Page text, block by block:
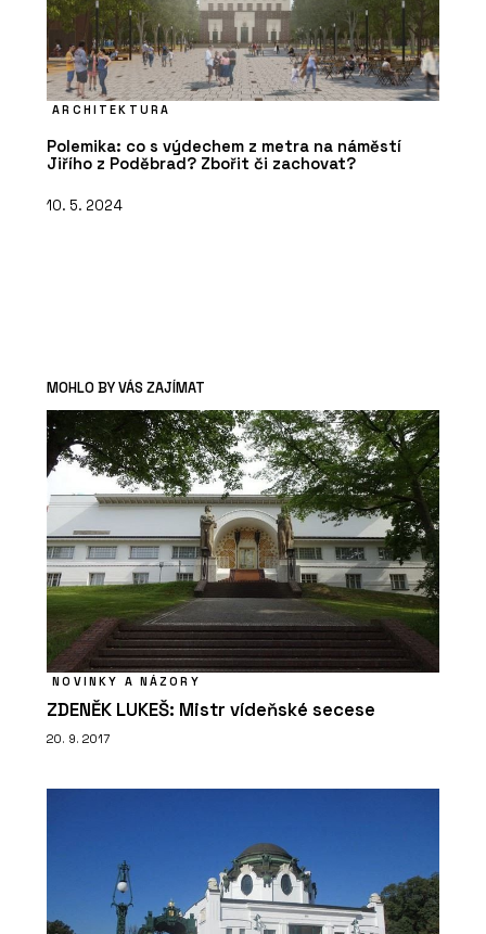
ARCHITEKTURA
Polemika: co s výdechem z metra na náměstí
Jiřího z Poděbrad? Zbořit či zachovat?
10. 5. 2024
MOHLO BY VÁS ZAJÍMAT
NOVINKY A NÁZORY
ZDENĚK LUKEŠ: Mistr vídeňské secese
20. 9. 2017